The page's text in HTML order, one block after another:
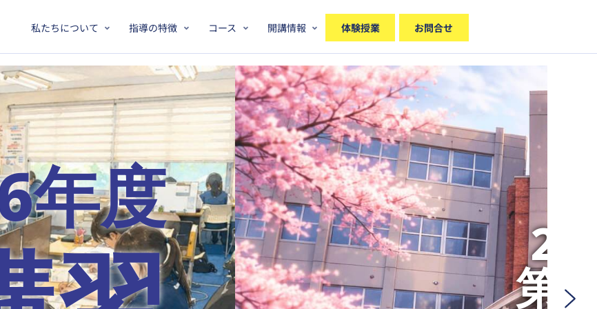
私たちについて 指導の特徴 コース 開講情報 体験授業 お問合せ
2026年度は
第一志望校に